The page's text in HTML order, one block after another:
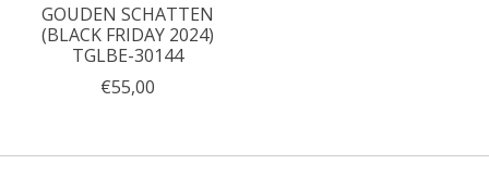
GOUDEN SCHATTEN
(BLACK FRIDAY 2024)
TGLBE-30144
€55,00